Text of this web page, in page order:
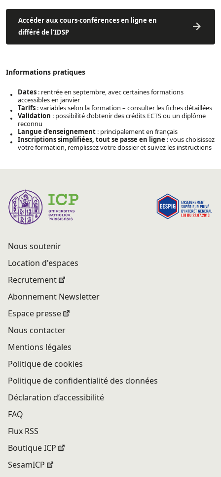
Accéder aux cours-conférences en ligne en
différé de l'IDSP
Informations pratiques
Dates : rentrée en septembre, avec certaines formations
accessibles en janvier
Tarifs : variables selon la formation – consulter les fiches détaillées
Validation : possibilité d’obtenir des crédits ECTS ou un diplôme
reconnu
Langue d’enseignement : principalement en français
Inscriptions simplifiées, tout se passe en ligne : vous choisissez
votre formation, remplissez votre dossier et suivez les instructions
Nous soutenir
Location d'espaces
Recrutement
Abonnement Newsletter
Espace presse
Nous contacter
Mentions légales
Politique de cookies
Politique de confidentialité des données
Déclaration d’accessibilité
FAQ
Flux RSS
Boutique ICP
SesamICP